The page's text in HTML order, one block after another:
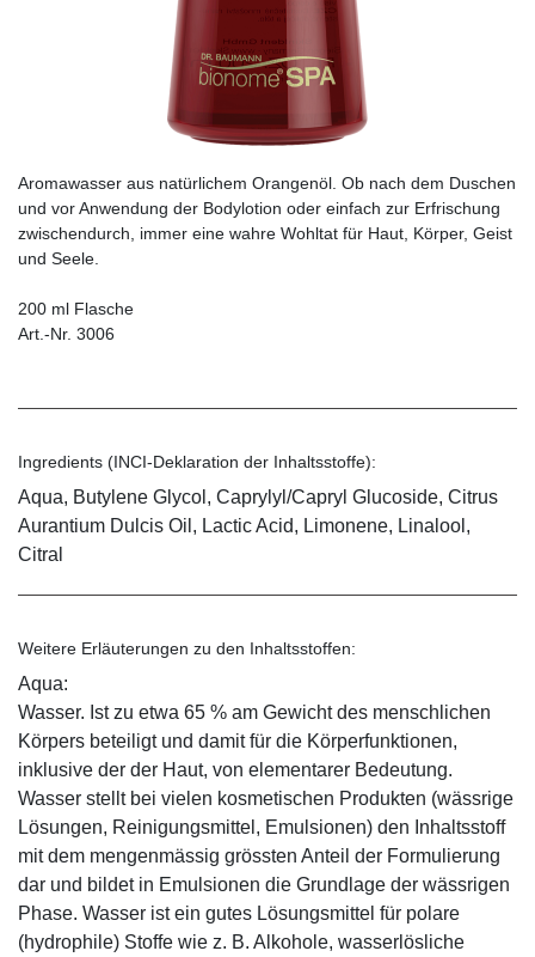
Aromawasser aus natürlichem Orangenöl. Ob nach dem Duschen
und vor Anwendung der Bodylotion oder einfach zur Erfrischung
zwischendurch, immer eine wahre Wohltat für Haut, Körper, Geist
und Seele.
200 ml Flasche
Art.-Nr. 3006
Ingredients (INCI-Deklaration der Inhaltsstoffe):
Aqua, Butylene Glycol, Caprylyl/Capryl Glucoside, Citrus
Aurantium Dulcis Oil, Lactic Acid, Limonene, Linalool,
Citral
Weitere Erläuterungen zu den Inhaltsstoffen:
Aqua:
Wasser. Ist zu etwa 65 % am Gewicht des menschlichen
Körpers beteiligt und damit für die Körperfunktionen,
inklusive der der Haut, von elementarer Bedeutung.
Wasser stellt bei vielen kosmetischen Produkten (wässrige
Lösungen, Reinigungsmittel, Emulsionen) den Inhaltsstoff
mit dem mengenmässig grössten Anteil der Formulierung
dar und bildet in Emulsionen die Grundlage der wässrigen
Phase. Wasser ist ein gutes Lösungsmittel für polare
(hydrophile) Stoffe wie z. B. Alkohole, wasserlösliche